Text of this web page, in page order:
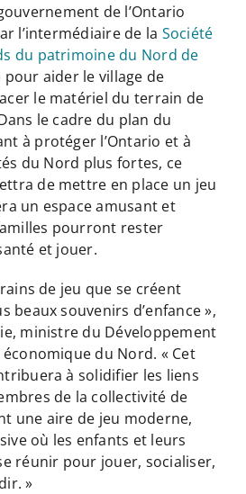
de l’Ontario
l’intermédiaire de la Société
du patrimoine du Nord de
pour aider le village de
le matériel du terrain de
le cadre du plan du
à protéger l’Ontario et à
du Nord plus fortes, ce
de mettre en place un jeu
un espace amusant et
pourront rester
et jouer.
de jeu que se créent
beaux souvenirs d’enfance »,
ministre du Développement
du Nord. « Cet
à solidifier les liens
de la collectivité de
une aire de jeu moderne,
où les enfants et leurs
réunir pour jouer, socialiser,
»